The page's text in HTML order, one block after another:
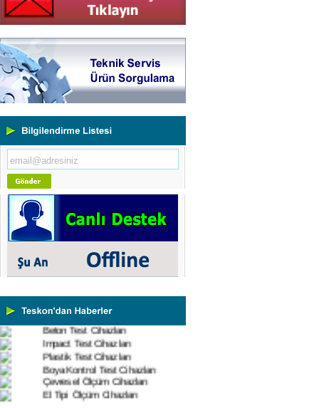
Yeni Binamıza TAŞINDIK
Portatif ve Tezgah Tipi Sertlik
Ölçüm Cihazları
Cihazları
Ultrasonik Kalınlık Ölçüm
Yüzey Pürüzlülük Ölçüm
Vİbrasyon Test Cihazları
Tork Ölçerler-Kuvvet Ölçerler
Mikroskoplar
Numune Hazırlama Cihazları
Profil Projektörler
3 Boyutlu Ölçüm Cihazları
Çekme Kopma Test Cihazları
Impact Test Cihazları
Plastik Test Cihazları
Boya Kontrol Test Cihazları
Çevresel Ölçüm Cihazları
El Tipi Ölçüm Cihazları